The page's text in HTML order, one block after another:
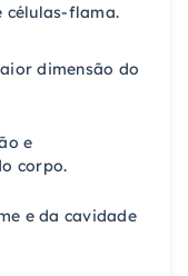
células-flama.
dimensão do
e
corpo.
e da cavidade